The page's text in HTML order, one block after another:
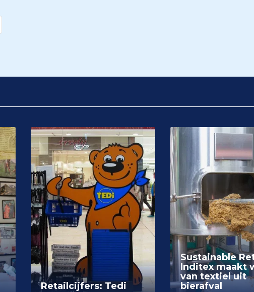
Retailcijfers: Tedi
Sustainable
Inditex maakt
van textiel uit
bierafval